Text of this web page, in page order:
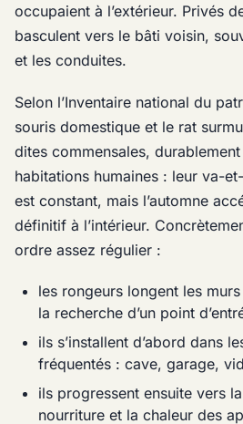
occupaient à l’extérieur. Privés
basculent vers le bâti voisin,
et les conduites.
Selon l’Inventaire national du
souris domestique et le rat
dites commensales,
habitations humaines : leur va-
est constant, mais l’automne
définitif à l’intérieur.
ordre assez régulier :
les rongeurs longent les
la recherche d’un point
ils s’installent d’abord dans
fréquentés : cave, garage,
ils progressent ensuite vers
nourriture et la chaleur des